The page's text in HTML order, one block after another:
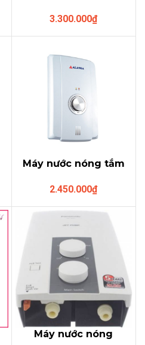
bơm trợ lực
3.300.000₫
Máy nước nóng tắm
4.5KW)
2.450.000₫
Máy nước nóng